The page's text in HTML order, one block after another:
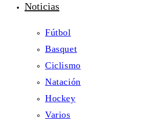
Noticias
Fútbol
Basquet
Ciclismo
Natación
Hockey
Varios